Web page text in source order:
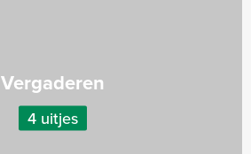
Vergaderen
4 uitjes